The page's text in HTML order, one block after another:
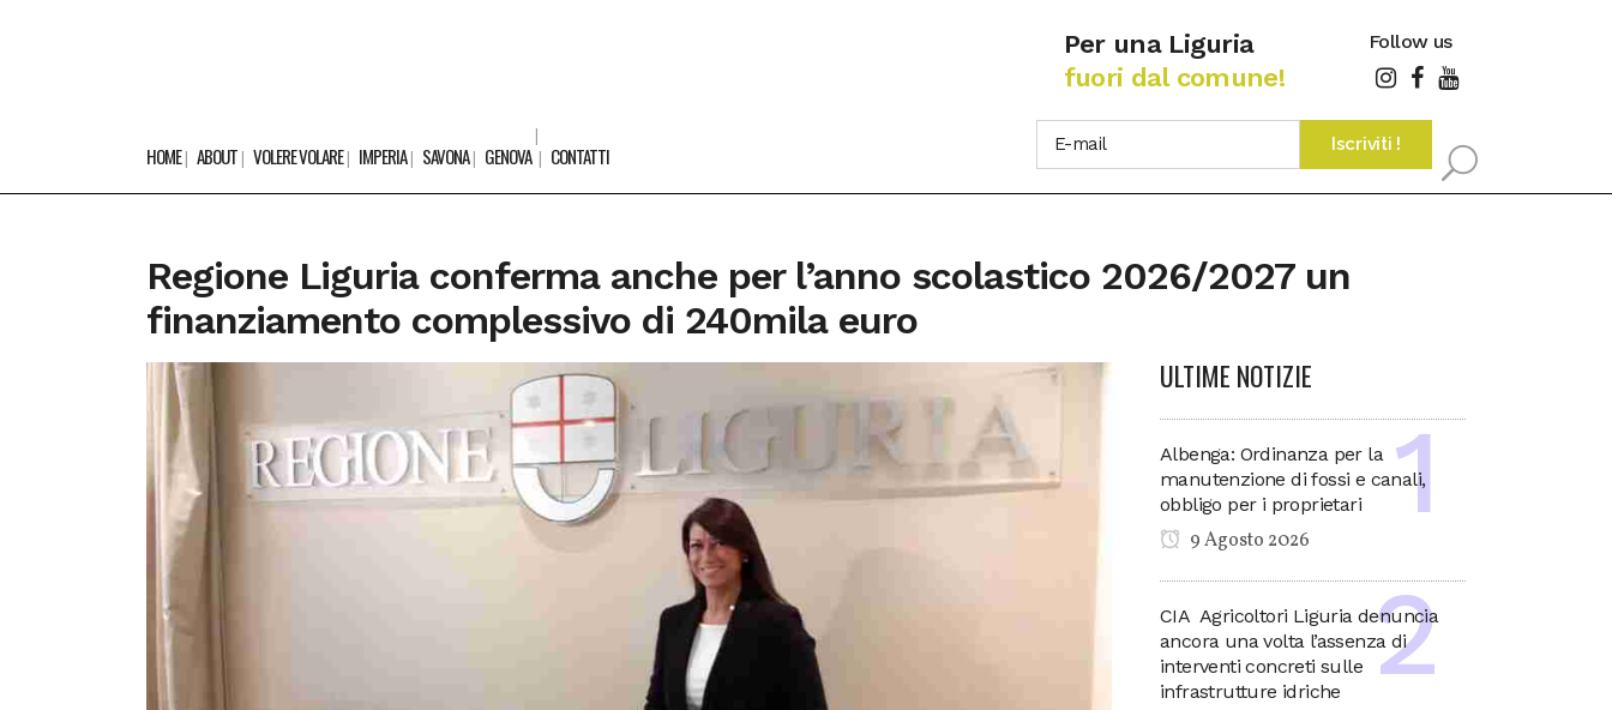
Per una Liguria
fuori dal comune!
Follow us
HOME ABOUT VOLERE VOLARE IMPERIA SAVONA GENOVA CONTATTI
Regione Liguria conferma anche per l’anno scolastico 2026/2027 un
finanziamento complessivo di 240mila euro
ULTIME NOTIZIE
Albenga: Ordinanza per la
manutenzione di fossi e canali,
obbligo per i proprietari
9 Agosto 2026
CIA Agricoltori Liguria denuncia
ancora una volta l’assenza di
interventi concreti sulle
infrastrutture idriche